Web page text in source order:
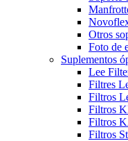
Otros
Foto de
Suplementos
Lee
Filtres
Filtros
Filtros
Filtros
Filtros